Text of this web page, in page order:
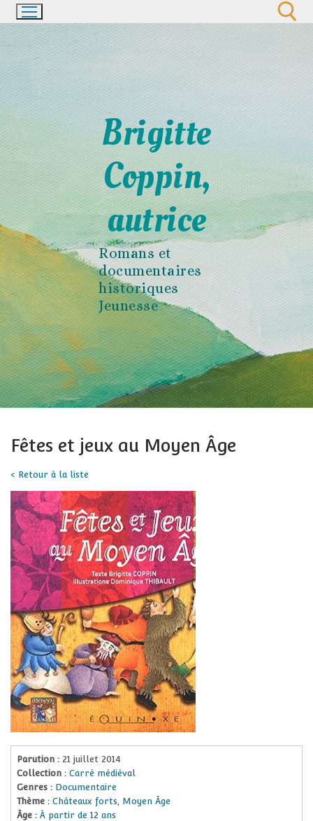
Aller
au
Brigitte
Coppin,
autrice
Romans et
documentaires
historiques
Jeunesse
Fêtes et jeux au Moyen Âge
< Retour à la liste
Parution : 21 juillet 2014
Collection : Carré médiéval
Genres : Documentaire
Thème :Châteaux forts Moyen Âge
Âge :À partir de 12 ans